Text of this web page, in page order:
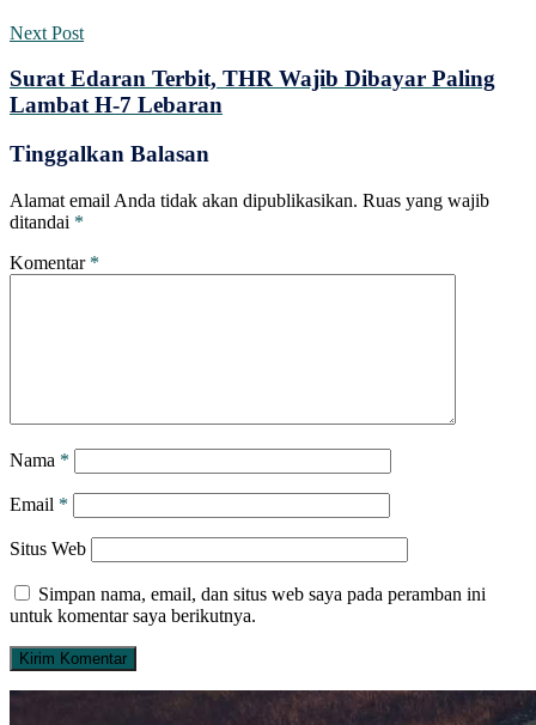
Next Post
Surat Edaran Terbit, THR Wajib Dibayar Paling
Lambat H-7 Lebaran
Tinggalkan Balasan
Alamat email Anda tidak akan dipublikasikan. Ruas yang wajib
ditandai *
Komentar *
Nama *
Email *
Situs Web
Simpan nama, email, dan situs web saya pada peramban ini
untuk komentar saya berikutnya.